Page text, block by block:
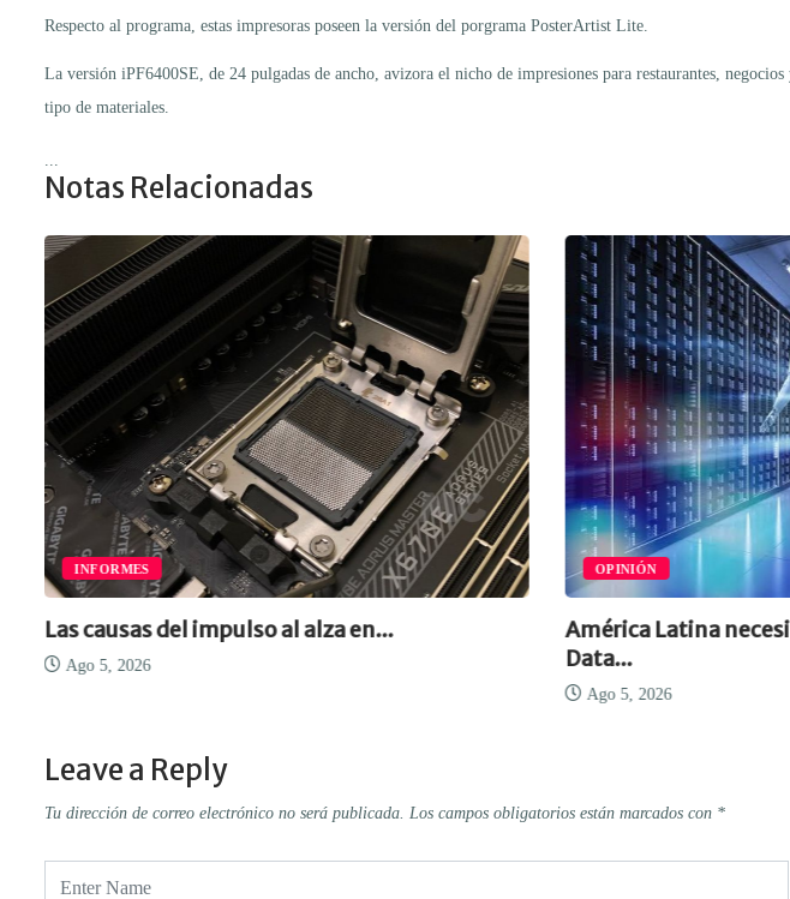
Respecto al programa, estas impresoras poseen la versión del porgrama PosterArtist Lite.
La versión iPF6400SE, de 24 pulgadas de ancho, avizora el nicho de impresiones para restaurantes,
tipo de materiales.
Notas Relacionadas
al alza en...
OPINIÓN
América Latina necesita seguir
Leave a Reply
Tu dirección de correo electrónico no será publicada. Los campos obligatorios están marcados con *